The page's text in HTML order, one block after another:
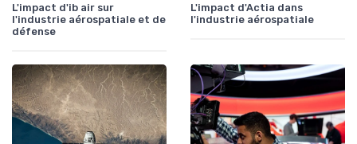
L'impact d'ib air sur
l'industrie aérospatiale et de
défense
L'impact d'Actia dans
l'industrie aérospatiale